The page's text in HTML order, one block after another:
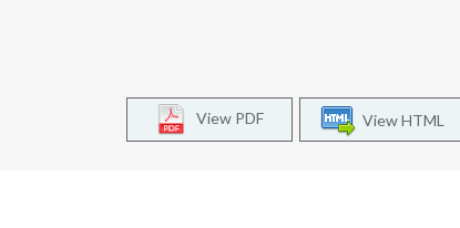
View HTML
View PDF